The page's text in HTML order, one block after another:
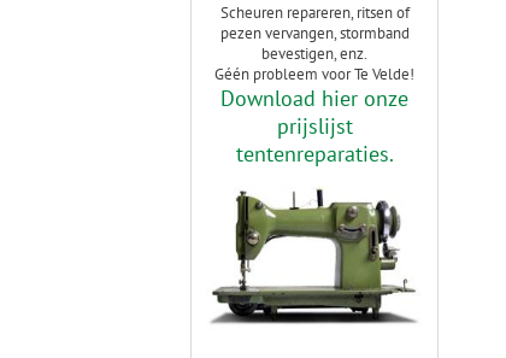
Scheuren repareren, ritsen of
pezen vervangen, stormband
bevestigen, enz.
Géén probleem voor Te Velde!
Download hier onze
prijslijst
tentenreparaties.